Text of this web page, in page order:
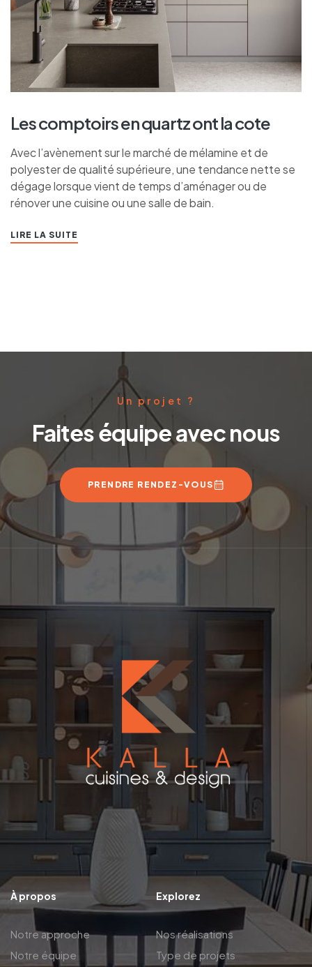
Les comptoirs en quartz ont la cote
Avec l’avènement sur le marché de mélamine et de
polyester de qualité supérieure, une tendance nette se
dégage lorsque vient de temps d’aménager ou de
rénover une cuisine ou une salle de bain.
LIRE LA SUITE
Un projet ?
Faites équipe avec nous
PRENDRE RENDEZ-VOUS
À propos
Notre approche
Notre équipe
Explorez
Nos réalisations
Type de projets